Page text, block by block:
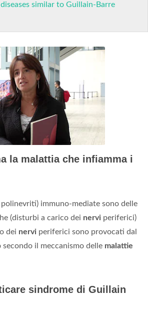
similar to Guillain-Barre
la malattia che infiamma i
polinevriti) immuno-mediate sono delle
(disturbi a carico dei nervi periferici)
dei nervi periferici sono provocati dal
il meccanismo delle malattie
sindrome di Guillain